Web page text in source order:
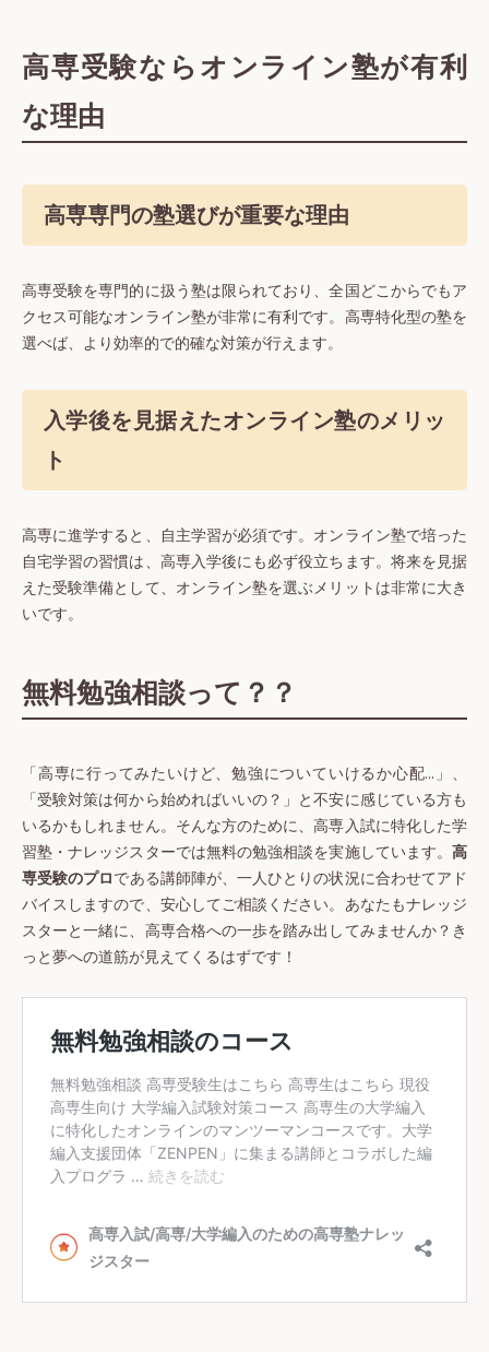
高専受験ならオンライン塾が有利
な理由
高専専門の塾選びが重要な理由
高専受験を専門的に扱う塾は限られており、全国どこからでもア
クセス可能なオンライン塾が非常に有利です。高専特化型の塾を
選べば、より効率的で的確な対策が行えます。
入学後を見据えたオンライン塾のメリッ
ト
高専に進学すると、自主学習が必須です。オンライン塾で培った
自宅学習の習慣は、高専入学後にも必ず役立ちます。将来を見据
えた受験準備として、オンライン塾を選ぶメリットは非常に大き
いです。
無料勉強相談って？？
「高専に行ってみたいけど、勉強についていけるか心配…」、
「受験対策は何から始めればいいの？」と不安に感じている方も
いるかもしれません。そんな方のために、高専入試に特化した学
習塾・ナレッジスターでは無料の勉強相談を実施しています。 高
専受験のプロである講師陣が、一人ひとりの状況に合わせてアド
バイスしますので、安心してご相談ください。あなたもナレッジ
スターと一緒に、高専合格への一歩を踏み出してみませんか？き
っと夢への道筋が見えてくるはずです！